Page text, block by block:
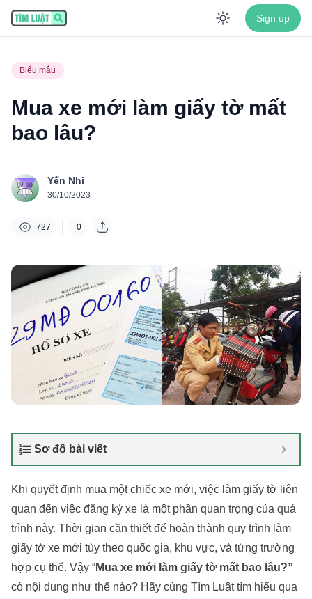
Enable
Sign up
Biểu mẫu
Mua xe mới làm giấy tờ mất
bao lâu?
Yến Nhi
30/10/2023
727 0
Sơ đồ bài viết
Khi quyết định mua một chiếc xe mới, việc làm giấy tờ liên
quan đến việc đăng ký xe là một phần quan trọng của quá
trình này. Thời gian cần thiết để hoàn thành quy trình làm
giấy tờ xe mới tùy theo quốc gia, khu vực, và từng trường
hợp cụ thể. Vậy “Mua xe mới làm giấy tờ mất bao lâu?”
có nội dung như thế nào? Hãy cùng Tìm Luật tìm hiểu qua